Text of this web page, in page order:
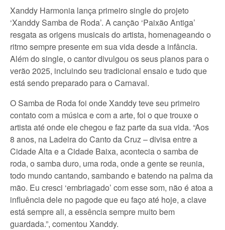
Xanddy Harmonia lança primeiro single do projeto
‘Xanddy Samba de Roda’. A canção ‘Paixão Antiga’
resgata as origens musicais do artista, homenageando o
ritmo sempre presente em sua vida desde a infância.
Além do single, o cantor divulgou os seus planos para o
verão 2025, incluindo seu tradicional ensaio e tudo que
está sendo preparado para o Carnaval.
O Samba de Roda foi onde Xanddy teve seu primeiro
contato com a música e com a arte, foi o que trouxe o
artista até onde ele chegou e faz parte da sua vida. “Aos
8 anos, na Ladeira do Canto da Cruz – divisa entre a
Cidade Alta e a Cidade Baixa, acontecia o samba de
roda, o samba duro, uma roda, onde a gente se reunia,
todo mundo cantando, sambando e batendo na palma da
mão. Eu cresci ‘embriagado’ com esse som, não é atoa a
influência dele no pagode que eu faço até hoje, a clave
está sempre ali, a essência sempre muito bem
guardada.”, comentou Xanddy.